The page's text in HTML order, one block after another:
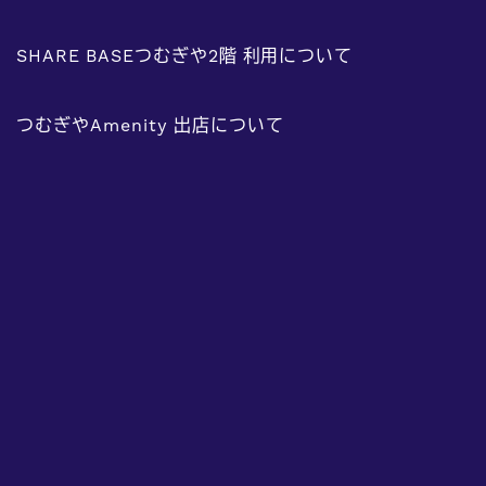
SHARE BASEつむぎや2階 利用について
つむぎやAmenity 出店について